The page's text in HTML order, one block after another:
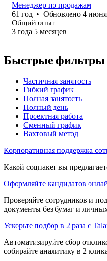
Менеджер по продажам
61 год • Обновлено 4
Общий опыт
3 года 5 месяцев
Быстрые фильтры
Частичная занятость
Гибкий график
Полная занятость
Полный день
Проектная работа
Сменный график
Вахтовый метод
Корпоративная поддержка
Какой соцпакет вы
Оформляйте кандидатов
Проверяйте сотрудников и
документы без бумаг и
Ускорьте подбор в 2 раза с
Автоматизируйте сбор
собирайте аналитику в 2 клика